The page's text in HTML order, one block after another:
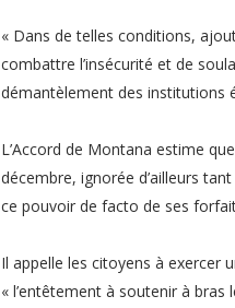
« Dans de telles conditions,
combattre l’insécurité et de
démantèlement des institutions
L’Accord de Montana estime
décembre, ignorée d’ailleurs
ce pouvoir de facto de ses
Il appelle les citoyens à exercer
« l’entêtement à soutenir à